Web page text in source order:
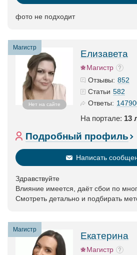
фото не подходит
Магистр
Нет на сайте
Елизавета
Магистр
Отзывы: 852
Статьи 582
Ответы:
На портале: 13
Подробный профиль
Написать
Здравствуйте
Влияние имеется, даёт сбои по
Смотреть детально и подбирать
Магистр
Екатерина
Магистр